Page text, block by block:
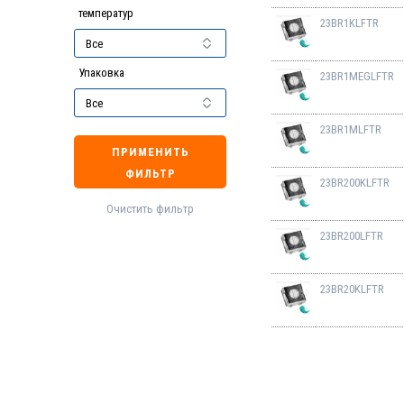
температур
Упаковка
ПРИМЕНИТЬ
ФИЛЬТР
Очистить фильтр
23BR1KLFTR
23BR1MEGLFTR
23BR1MLFTR
23BR200KLFTR
23BR200LFTR
23BR20KLFTR